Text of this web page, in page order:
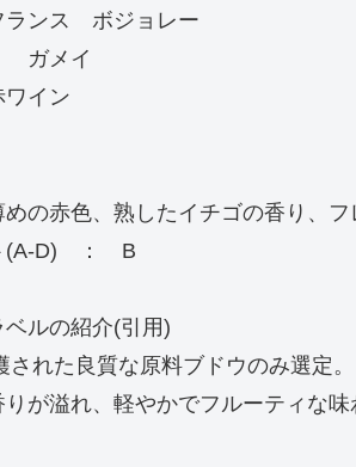
ンス ボジョレー
ガメイ
イン
の赤色、熟したイチゴの香り、フ
(A-D) ： B
ルの紹介(引用)
された良質な原料ブドウのみ選定。
が溢れ、軽やかでフルーティな味